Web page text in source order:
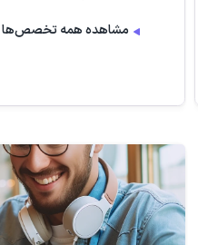
مشاهده همه تخصص‌‌ها